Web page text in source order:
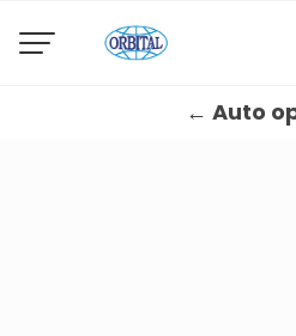
← Auto